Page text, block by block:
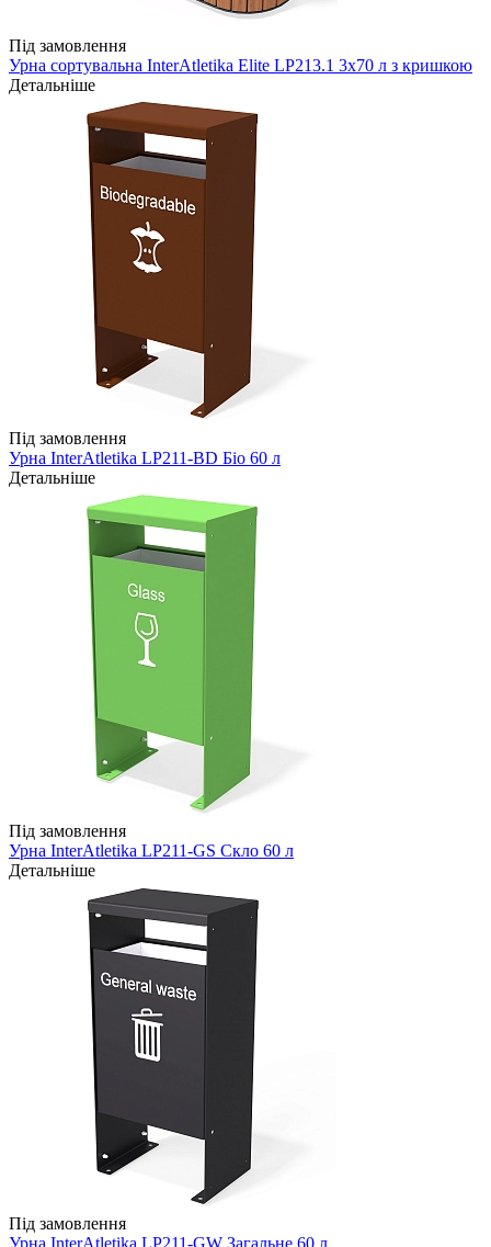
Під замовлення
Урна сортувальна InterAtletika Elite LP213.1 3х70 л з кришкою
Детальніше
Під замовлення
Урна InterAtletika LP211-BD Біо 60 л
Детальніше
Під замовлення
Урна InterAtletika LP211-GS Скло 60 л
Детальніше
Під замовлення
Урна InterAtletika LP211-GW Загальне 60 л